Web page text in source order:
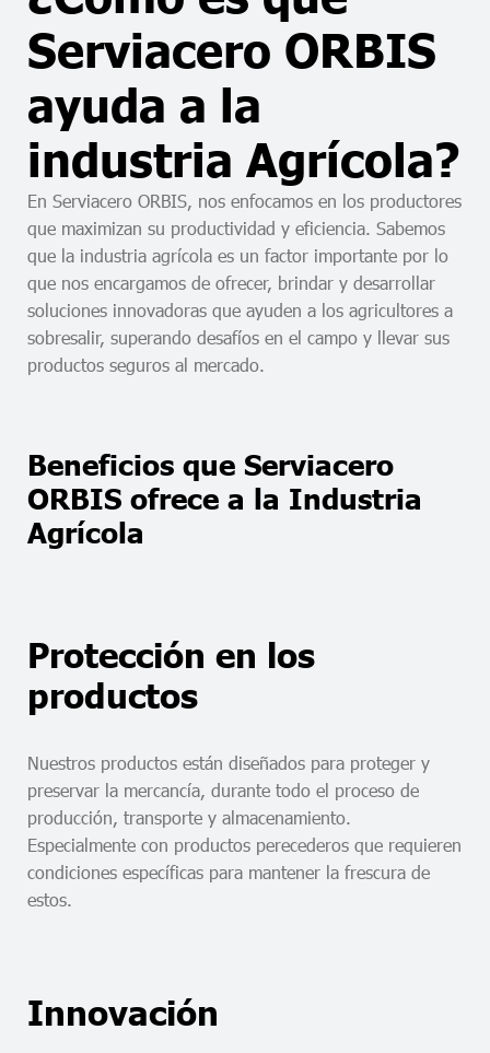
Serviacero ORBIS
ayuda a la
industria Agrícola?
En Serviacero ORBIS, nos enfocamos en los productores
que maximizan su productividad y eficiencia. Sabemos
que la industria agrícola es un factor importante por lo
que nos encargamos de ofrecer, brindar y desarrollar
soluciones innovadoras que ayuden a los agricultores a
sobresalir, superando desafíos en el campo y llevar sus
productos seguros al mercado.
Beneficios que Serviacero
ORBIS ofrece a la Industria
Agrícola
Protección en los
productos
Nuestros productos están diseñados para proteger y
preservar la mercancía, durante todo el proceso de
producción, transporte y almacenamiento.
Especialmente con productos perecederos que requieren
condiciones específicas para mantener la frescura de
estos.
Innovación